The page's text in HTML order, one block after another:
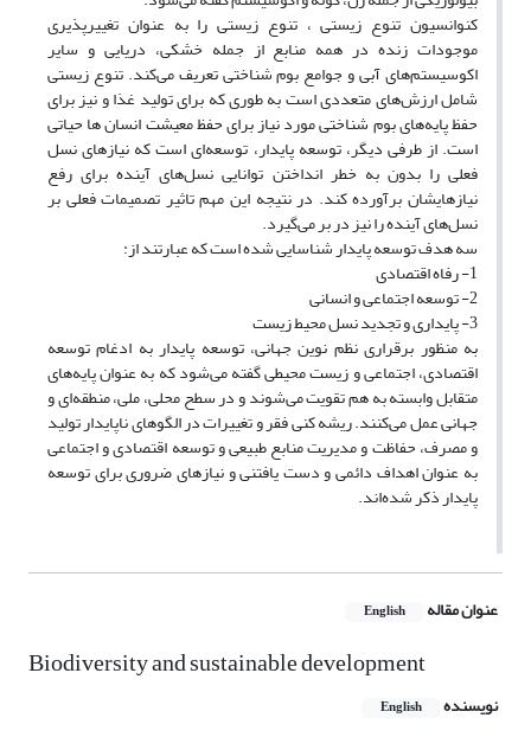
کنوانسیون تنوع زیستی ، تنوع زیستی را به عنوان تغییرپذیری
موجودات زنده در همه منابع از جمله خشکی، دریایی و سایر
اکوسیستم‌های آبی و جوامع بوم شناختی تعریف می‌کند. تنوع زیستی
شامل ارزش‌های متعددی است به طوری که برای تولید غذا و نیز برای
حفظ پایه‌های بوم شناختی مورد نیاز برای حفظ معیشت انسان ها حیاتی
است. از طرفی دیگر، توسعه پایدار، توسعه‌ای است که نیازهای نسل
فعلی را بدون به خطر انداختن توانایی نسل‌های آینده برای رفع
نیازهایشان برآورده کند. در نتیجه این مهم تاثیر تصمیمات فعلی بر
نسل‌های آینده را نیز در بر می‌گیرد.
سه هدف توسعه پایدار شناسایی شده است که عبارتند از:
1- رفاه اقتصادی
2- توسعه اجتماعی و انسانی
3- پایداری و تجدید نسل محیط زیست
به منظور برقراری نظم نوین جهانی، توسعه پایدار به ادغام توسعه
اقتصادی، اجتماعی و زیست محیطی گفته می‌شود که به عنوان پایه‌های
متقابل وابسته به هم تقویت می‌شوند و در سطح محلی، ملی، منطقه‌ای و
جهانی عمل می‌کنند. ریشه کنی فقر و تغییرات در الگوهای ناپایدار تولید
و مصرف، حفاظت و مدیریت منابع طبیعی و توسعه اقتصادی و اجتماعی
به عنوان اهداف دائمی و دست یافتنی و نیازهای ضروری برای توسعه
پایدار ذکر شده‌اند.
عنوان مقاله English
Biodiversity and sustainable development
نویسنده English